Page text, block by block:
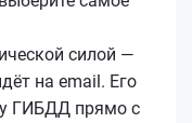
силой —
на email. Его
ГИБДД прямо с